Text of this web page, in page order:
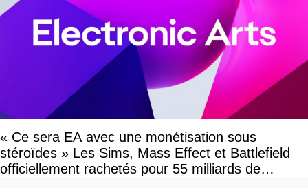
« Ce sera EA avec une monétisation sous
stéroïdes » Les Sims, Mass Effect et Battlefield
officiellement rachetés pour 55 milliards de